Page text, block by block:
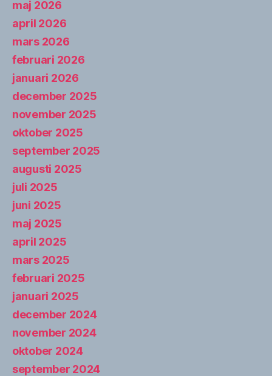
maj 2026
april 2026
mars 2026
februari 2026
januari 2026
december 2025
november 2025
oktober 2025
september 2025
augusti 2025
juli 2025
juni 2025
maj 2025
april 2025
mars 2025
februari 2025
januari 2025
december 2024
november 2024
oktober 2024
september 2024